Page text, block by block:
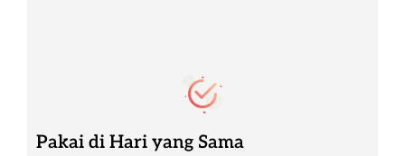
Pakai di Hari yang Sama